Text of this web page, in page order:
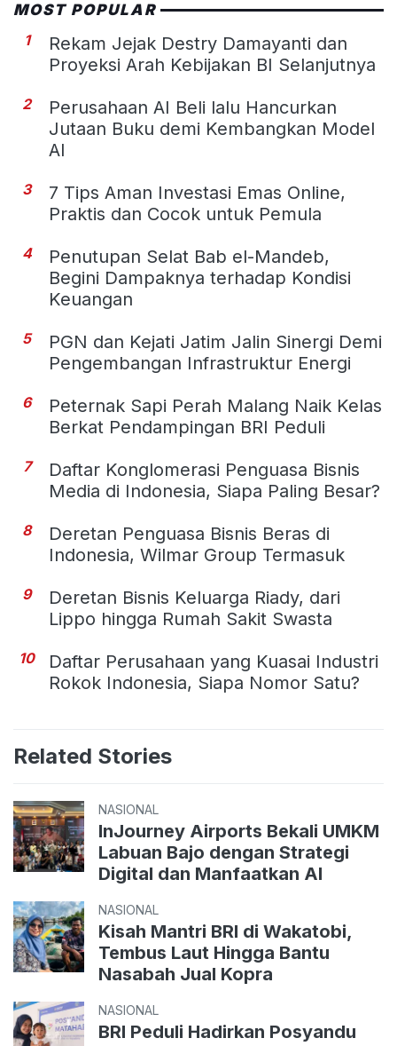
MOST POPULAR
1
Rekam Jejak Destry Damayanti dan
Proyeksi Arah Kebijakan BI Selanjutnya
2
Perusahaan AI Beli lalu Hancurkan
Jutaan Buku demi Kembangkan Model
AI
3
7 Tips Aman Investasi Emas Online,
Praktis dan Cocok untuk Pemula
4
Penutupan Selat Bab el-Mandeb,
Begini Dampaknya terhadap Kondisi
Keuangan
5
PGN dan Kejati Jatim Jalin Sinergi Demi
Pengembangan Infrastruktur Energi
6
Peternak Sapi Perah Malang Naik Kelas
Berkat Pendampingan BRI Peduli
7
Daftar Konglomerasi Penguasa Bisnis
Media di Indonesia, Siapa Paling Besar?
8
Deretan Penguasa Bisnis Beras di
Indonesia, Wilmar Group Termasuk
9
Deretan Bisnis Keluarga Riady, dari
Lippo hingga Rumah Sakit Swasta
10
Daftar Perusahaan yang Kuasai Industri
Rokok Indonesia, Siapa Nomor Satu?
Related Stories
NASIONAL
InJourney Airports Bekali UMKM
Labuan Bajo dengan Strategi
Digital dan Manfaatkan AI
NASIONAL
Kisah Mantri BRI di Wakatobi,
Tembus Laut Hingga Bantu
Nasabah Jual Kopra
NASIONAL
BRI Peduli Hadirkan Posyandu